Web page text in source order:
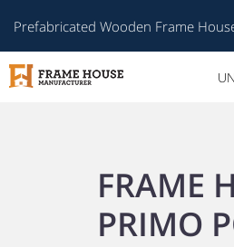
Prefabricated Wooden Frame
FRAME
PRIMO